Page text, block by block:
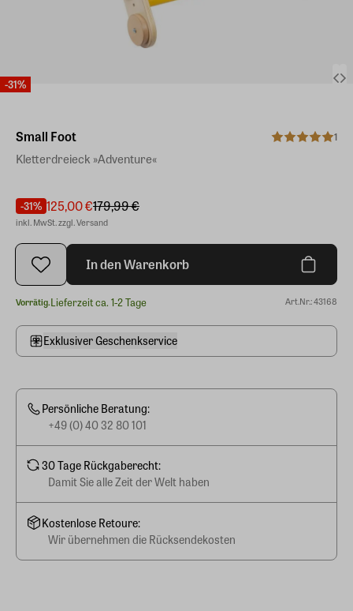
-31%
Small Foot 1
Kletterdreieck »Adventure«
-31% 125,00 €179,99 €
inkl. MwSt. zzgl. Versand
In den Warenkorb
Vorrätig.Lieferzeit ca. 1-2 Tage Art.Nr.: 43168
Exklusiver Geschenkservice
Persönliche Beratung:
+49 (0) 40 32 80 101
30 Tage Rückgaberecht:
Damit Sie alle Zeit der Welt haben
Kostenlose Retoure:
Wir übernehmen die Rücksendekosten